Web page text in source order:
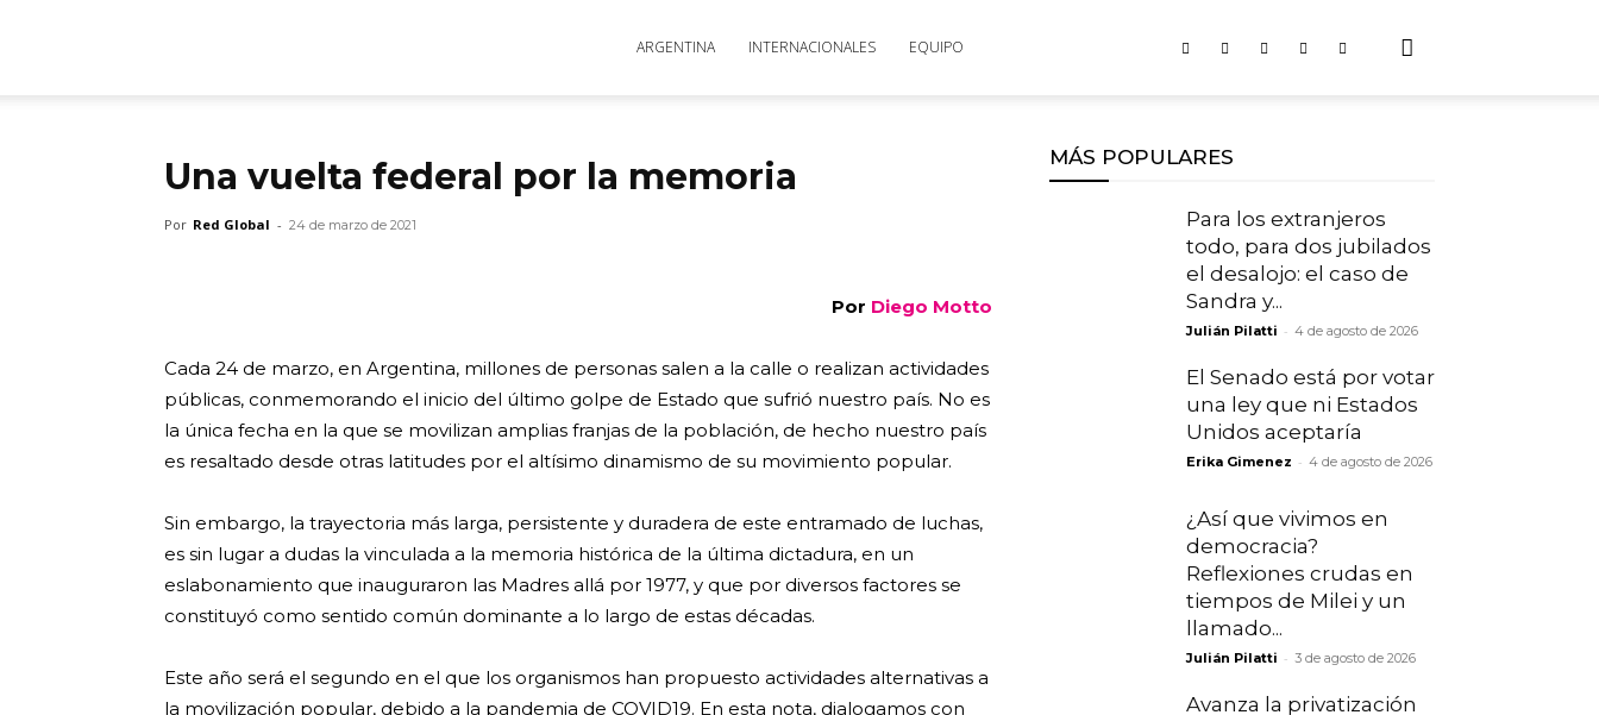
ARGENTINA INTERNACIONALES EQUIPO
Una vuelta federal por la memoria
Por Red Global - 24 de marzo de 2021
Por Diego Motto
Cada 24 de marzo, en Argentina, millones de personas salen a la calle o realizan actividades
públicas, conmemorando el inicio del último golpe de Estado que sufrió nuestro país. No es
la única fecha en la que se movilizan amplias franjas de la población, de hecho nuestro país
es resaltado desde otras latitudes por el altísimo dinamismo de su movimiento popular.
Sin embargo, la trayectoria más larga, persistente y duradera de este entramado de luchas,
es sin lugar a dudas la vinculada a la memoria histórica de la última dictadura, en un
eslabonamiento que inauguraron las Madres allá por 1977, y que por diversos factores se
constituyó como sentido común dominante a lo largo de estas décadas.
Este año será el segundo en el que los organismos han propuesto actividades alternativas a
la movilización popular, debido a la pandemia de COVID19. En esta nota, dialogamos con
MÁS POPULARES
Para los extranjeros
todo, para dos jubilados
el desalojo: el caso de
Sandra y...
Julián Pilatti - 4 de agosto de 2026
El Senado está por votar
una ley que ni Estados
Unidos aceptaría
Erika Gimenez - 4 de agosto de 2026
¿Así que vivimos en
democracia?
Reflexiones crudas en
tiempos de Milei y un
llamado...
Julián Pilatti - 3 de agosto de 2026
Avanza la privatización